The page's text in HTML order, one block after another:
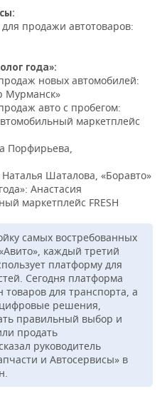
продажи автотоваров:
года»:
новых автомобилей:
Мурманск»
авто с пробегом:
маркетплейс
Порфирьева,
Шаталова, «Боравто»
Анастасия
маркетплейс FRESH
самых востребованных
каждый третий
платформу для
Сегодня платформа
товаров для транспорта, а
цифровые решения,
правильный выбор и
продать
руководитель
и Автосервисы» в